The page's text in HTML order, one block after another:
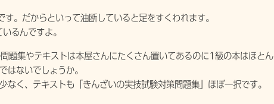
。だからといって油断していると足をすくわれます。
るんですよ。
題集やテキストは本屋さんにたくさん置いてあるのに1級の本はほとん
はないでしょうか。
なく、テキストも「きんざいの実技試験対策問題集」ほぼ一択です。